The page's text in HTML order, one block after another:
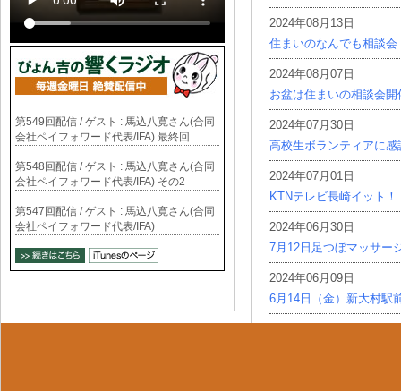
2024年08月13日
住まいのなんでも相談会
2024年08月07日
お盆は住まいの相談会開
2024年07月30日
高校生ボランティアに感
2024年07月01日
KTNテレビ長崎イット！
2024年06月30日
7月12日足つぼマッサー
2024年06月09日
6月14日（金）新大村駅
第549回配信 / ゲスト : 馬込八寛さん(合同
会社ペイフォワード代表/IFA) 最終回
第548回配信 / ゲスト : 馬込八寛さん(合同
会社ペイフォワード代表/IFA) その2
第547回配信 / ゲスト : 馬込八寛さん(合同
会社ペイフォワード代表/IFA)